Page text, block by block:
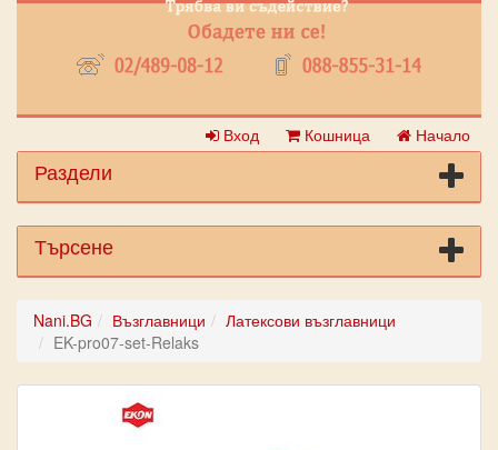
Вход Кошница Начало
Раздели
Търсене
Nani.BG Възглавници
Латексови възглавници
EK-pro07-set-Relaks